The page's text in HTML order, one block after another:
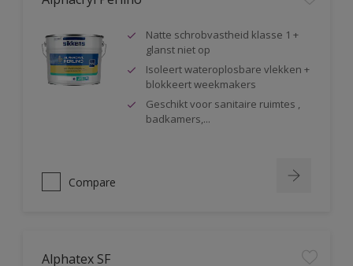
Natte schrobvastheid klasse 1 +
glanst niet op
Isoleert wateroplosbare vlekken +
blokkeert weekmakers
Geschikt voor sanitaire ruimtes ,
badkamers,...
Compare
Alphatex SF